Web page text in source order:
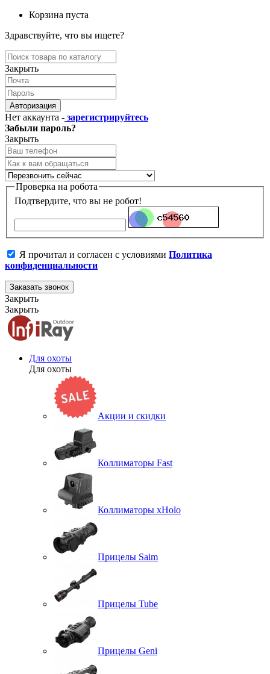
Корзина пуста
Здравствуйте, что вы ищете?
Закрыть
Авторизация
Нет аккаунта - зарегистрируйтесь
Забыли пароль?
Закрыть
Проверка на робота
Подтвердите, что вы не робот!
Я прочитал и согласен с условиями Политика
конфиденциальности
Заказать звонок
Закрыть
Закрыть
Для охоты
Для охоты
Акции и скидки
Коллиматоры Fast
Коллиматоры xHolo
Прицелы Saim
Прицелы Tube
Прицелы Geni